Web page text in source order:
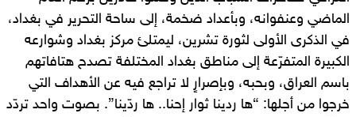
الماضي وعنفوانه، وبأعداد ضخمة، إلى ساحة التحرير في بغداد،
في الذكرى الأولى لثورة تشرين، ليمتلئ مركز بغداد وشوارعه
الكبيرة المتفرّعة إلى مناطق بغداد المختلفة تصدح هتافاتهم
باسم العراق، وبحبه، وبإصرارٍ لا تراجع فيه عن الأهداف التي
خرجوا من أجلها: “ها ردينا ثوار إحنا.. ها ردّينا”. بصوت واحد تردّد